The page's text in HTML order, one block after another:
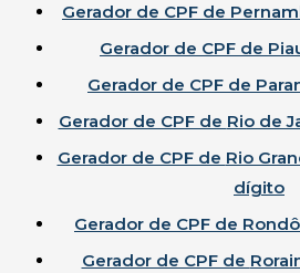
Gerador de CPF de
Gerador de CPF de
Gerador de CPF de
Gerador de CPF de Rio de
Gerador de CPF de Rio
dígito
Gerador de CPF de
Gerador de CPF de